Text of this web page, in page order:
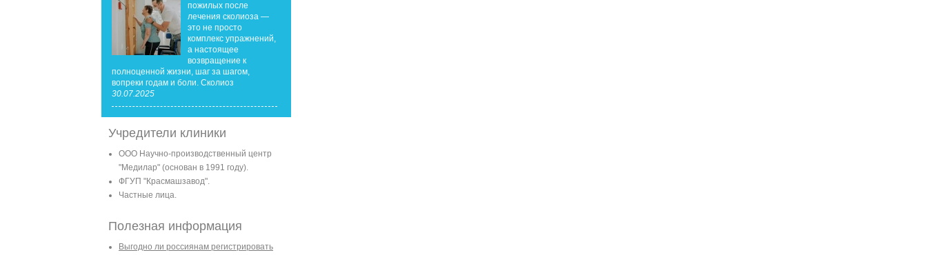
пожилых после
лечения сколиоза —
это не просто
комплекс упражнений,
а настоящее
возвращение к
полноценной жизни, шаг за шагом,
вопреки годам и боли. Сколиоз
30.07.2025
Учредители клиники
ООО Научно-производственный центр
"Медилар" (основан в 1991 году).
ФГУП "Красмашзавод".
Частные лица.
Полезная информация
Выгодно ли россиянам регистрировать